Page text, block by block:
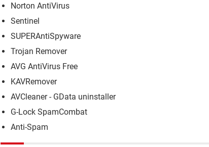
Norton AntiVirus
Sentinel
SUPERAntiSpyware
Trojan Remover
AVG AntiVirus Free
KAVRemover
AVCleaner - GData uninstaller
G-Lock SpamCombat
Anti-Spam